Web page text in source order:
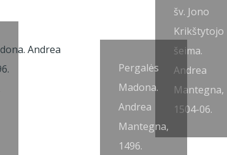
šv. Jono
Krikštytojo
šeima.
Andrea
Mantegna,
1504-06.
Pergalės
Madona.
Andrea
Mantegna,
1496.